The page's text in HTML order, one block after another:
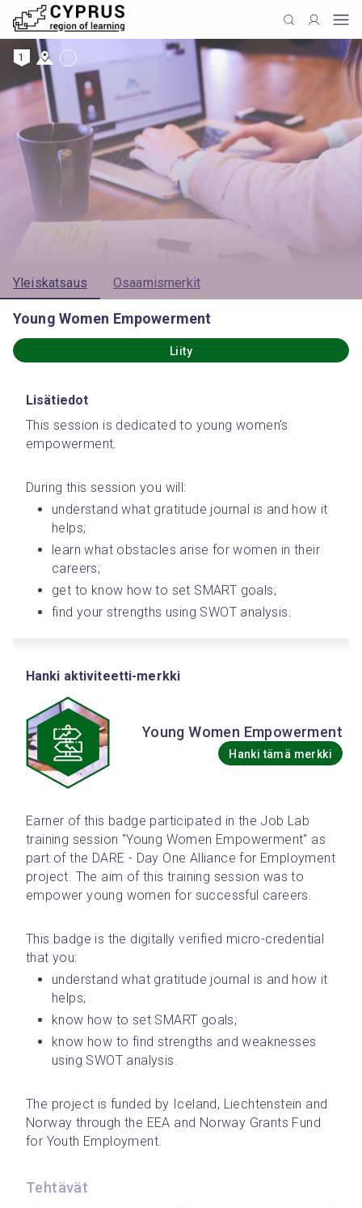
1
Yleiskatsaus Osaamismerkit
Young Women Empowerment
Liity
Lisätiedot
This session is dedicated to young women's
empowerment.
During this session you will:
understand what gratitude journal is and how it
helps;
learn what obstacles arise for women in their
careers;
get to know how to set SMART goals;
find your strengths using SWOT analysis.
Hanki aktiviteetti-merkki
Young Women Empowerment
Hanki tämä merkki
Earner of this badge participated in the Job Lab
training session "Young Women Empowerment" as
part of the DARE - Day One Alliance for Employment
project. The aim of this training session was to
empower young women for successful careers.
This badge is the digitally verified micro-credential
that you:
understand what gratitude journal is and how it
helps;
know how to set SMART goals;
know how to find strengths and weaknesses
using SWOT analysis.
The project is funded by Iceland, Liechtenstein and
Norway through the EEA and Norway Grants Fund
for Youth Employment.
Tehtävät